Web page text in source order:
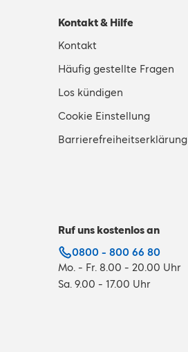
Kontakt & Hilfe
Kontakt
Häufig gestellte Fragen
Los kündigen
Cookie Einstellung
Barrierefreiheitserklärung
Ruf uns kostenlos an
0800 - 800 66 80
Mo. - Fr. 8.00 - 20.00 Uhr
Sa. 9.00 - 17.00 Uhr